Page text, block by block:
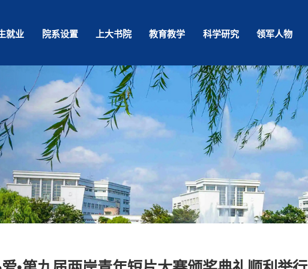
就业 院系设置 上大书院 教育教学 科学研究 领军人物